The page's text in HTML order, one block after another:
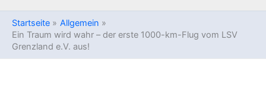
Startseite
Allgemein
Ein Traum wird wahr – der erste 1000-km-Flug vom LSV
Grenzland e.V. aus!